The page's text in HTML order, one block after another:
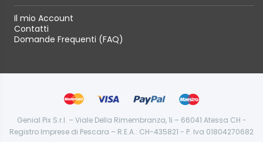
Il mio Account
Contatti
Domande Frequenti (FAQ)
Genial Pix S.r.l. – Viale Della Rimembranza, 1i – 66041 Atessa CH -
Registro Imprese di Pescara – R.E.A.: CH-435821 - P. Iva 01804270682